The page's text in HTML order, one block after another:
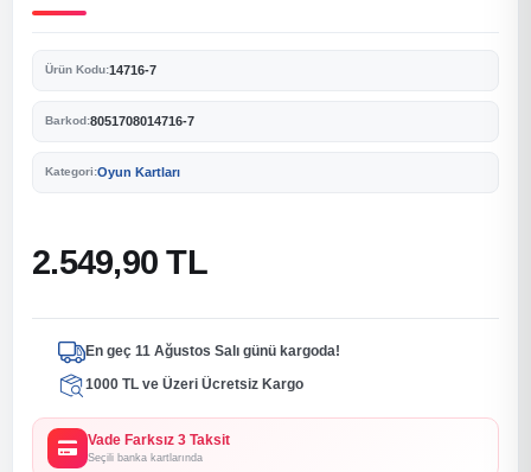
Ürün Kodu:14716-7
Barkod:8051708014716-7
Kategori:Oyun Kartları
2.549,90 TL
En geç 11 Ağustos Salı günü kargoda!
1000 TL ve Üzeri Ücretsiz Kargo
Vade Farksız 3 Taksit
Seçili banka kartlarında